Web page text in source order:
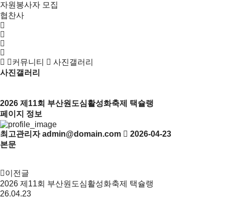
자원봉사자 모집
협찬사
커뮤니티
사진갤러리
사진갤러리
2026 제11회 부산원도심활성화축제 택슐랭
페이지 정보
최고관리자 admin@domain.com
2026-04-23
본문
이전글
2026 제11회 부산원도심활성화축제 택슐랭
26.04.23